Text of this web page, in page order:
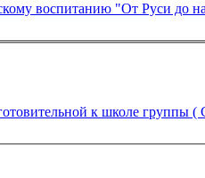
воспитанию "От Руси до
к школе группы (